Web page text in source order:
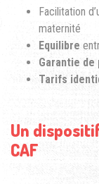
Facilitation
maternité
Equilibre
Garantie de
Tarifs
Un
CAF